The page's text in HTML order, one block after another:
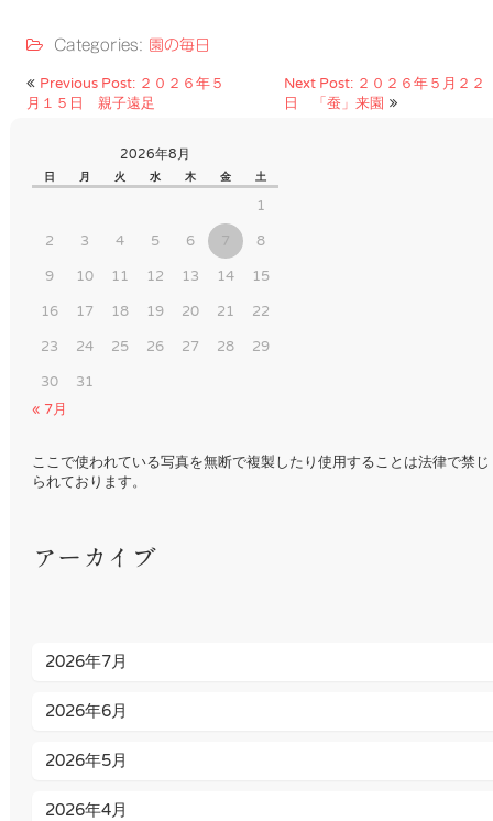
Categories: 園の毎日
投
稿
ビ
ー
シ
ョ
ン
Previous Post: ２０２６年５
月１５日 親子遠足
Next Post: ２０２６年５月２２
日 「蚕」来園
2026年8月
日 月 火 水 木 金 土
1
2
3 4 5 6 7
8
9
10 11 12 13 14
15
16
17 18 19 20 21
22
23
24 25 26 27 28
29
30
31
« 7月
ここで使われている写真を無断で複製したり使用することは法律で禁じ
られております。
アーカイブ
2026年7月
2026年6月
2026年5月
2026年4月